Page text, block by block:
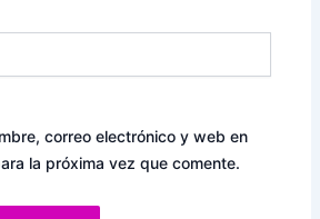
correo electrónico y web en
la próxima vez que comente.